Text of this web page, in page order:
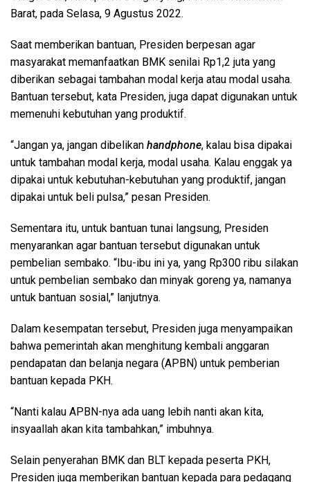
Barat, pada Selasa, 9 Agustus 2022.
Saat memberikan bantuan, Presiden berpesan agar
masyarakat memanfaatkan BMK senilai Rp1,2 juta yang
diberikan sebagai tambahan modal kerja atau modal usaha.
Bantuan tersebut, kata Presiden, juga dapat digunakan untuk
memenuhi kebutuhan yang produktif.
“Jangan ya, jangan dibelikan handphone, kalau bisa dipakai
untuk tambahan modal kerja, modal usaha. Kalau enggak ya
dipakai untuk kebutuhan-kebutuhan yang produktif, jangan
dipakai untuk beli pulsa,” pesan Presiden.
Sementara itu, untuk bantuan tunai langsung, Presiden
menyarankan agar bantuan tersebut digunakan untuk
pembelian sembako. “Ibu-ibu ini ya, yang Rp300 ribu silakan
untuk pembelian sembako dan minyak goreng ya, namanya
untuk bantuan sosial,” lanjutnya.
Dalam kesempatan tersebut, Presiden juga menyampaikan
bahwa pemerintah akan menghitung kembali anggaran
pendapatan dan belanja negara (APBN) untuk pemberian
bantuan kepada PKH.
“Nanti kalau APBN-nya ada uang lebih nanti akan kita,
insyaallah akan kita tambahkan,” imbuhnya.
Selain penyerahan BMK dan BLT kepada peserta PKH,
Presiden juga memberikan bantuan kepada para pedagang